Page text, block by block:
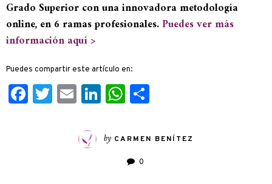
Grado Superior con una innovadora metodología
online, en 6 ramas profesionales.Puedes ver más
información aquí >
Puedes compartir este artículo en:
Facebook
Twitter
EmailLinkedIn
WhatsApp
by CARMEN BENÍTEZ
0